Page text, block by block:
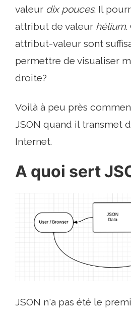
valeur dix pouces. Il
attribut de valeur hélium.
attribut-valeur sont
permettre de visualiser
droite?
Voilà à peu près
JSON quand il transmet
Internet.
A quoi sert
JSON n'a pas été le